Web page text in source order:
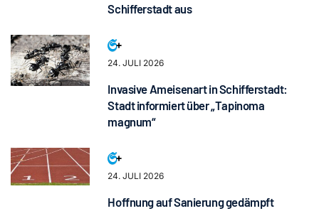
Schifferstadt aus
24. JULI 2026
Invasive Ameisenart in Schifferstadt:
Stadt informiert über „Tapinoma
magnum“
24. JULI 2026
Hoffnung auf Sanierung gedämpft